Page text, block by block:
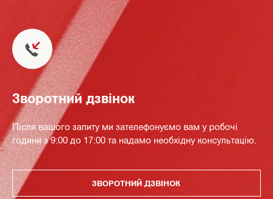
Зворотний дзвінок
Після вашого запиту ми зателефонуємо вам у робочі
години з 9:00 до 17:00 та надамо необхідну консультацію.
ЗВОРОТНИЙ ДЗВІНОК